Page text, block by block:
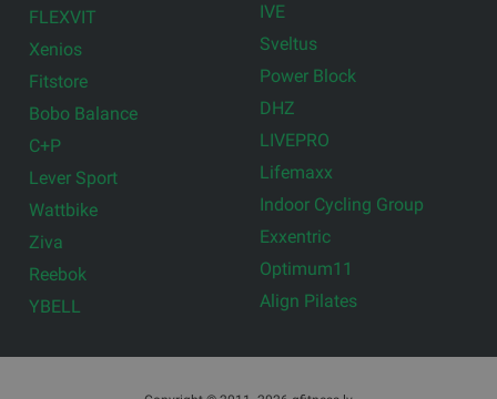
FLEXVIT
Xenios
Fitstore
Bobo Balance
C+P
Lever Sport
Wattbike
Ziva
Reebok
YBELL
IVE
Sveltus
Power Block
DHZ
LIVEPRO
Lifemaxx
Indoor Cycling Group
Exxentric
Optimum11
Align Pilates